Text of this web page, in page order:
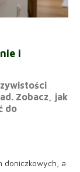
i
Zobacz, jak
do
doniczkowych, a